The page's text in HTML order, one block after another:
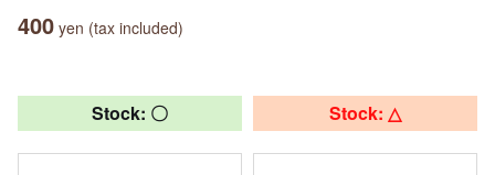
400 yen (tax included)
Stock: 〇 Stock: △